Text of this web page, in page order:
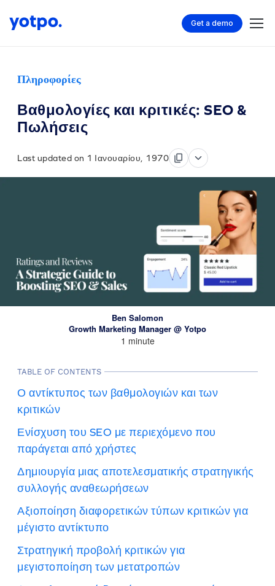
Get a demo
Πληροφορίες
Βαθμολογίες και κριτικές: SEO &
Πωλήσεις
Last updated on 1 Ιανουαρίου, 1970
Ben Salomon
Growth Marketing Manager @ Yotpo
1 minute
TABLE OF CONTENTS
Ο αντίκτυπος των βαθμολογιών και των
κριτικών
Ενίσχυση του SEO με περιεχόμενο που
παράγεται από χρήστες
Δημιουργία μιας αποτελεσματικής στρατηγικής
συλλογής αναθεωρήσεων
Αξιοποίηση διαφορετικών τύπων κριτικών για
μέγιστο αντίκτυπο
Στρατηγική προβολή κριτικών για
μεγιστοποίηση των μετατροπών